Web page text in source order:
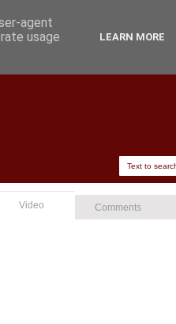
Video Comments
agent
usage
LEARN MORE